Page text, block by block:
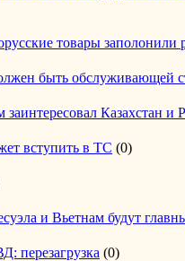
товары заполонили
быть обслуживающей
заинтересовал Казахстан и
вступить в ТС (0)
и Вьетнам будут
перезагрузка (0)